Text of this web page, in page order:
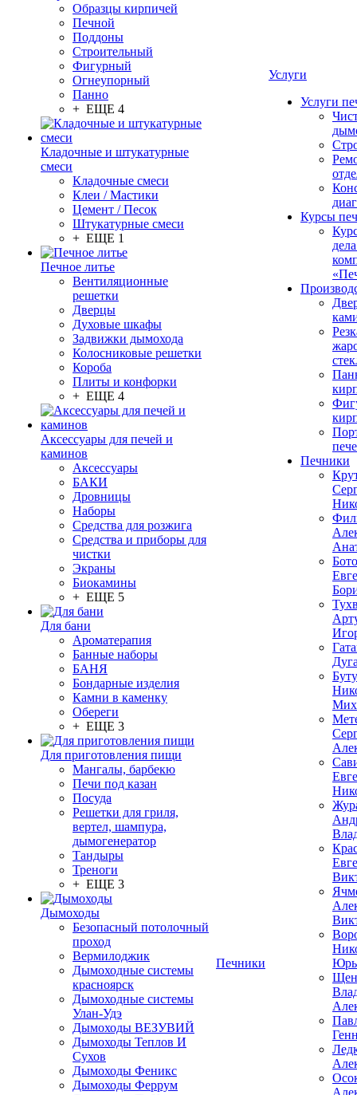
Образцы кирпичей
Печной
Поддоны
Строительный
Фигурный
Огнеупорный
Панно
+ ЕЩЕ 4
Кладочные и штукатурные
смеси
Кладочные смеси
Клеи / Мастики
Цемент / Песок
Штукатурные смеси
+ ЕЩЕ 1
Печное литье
Вентиляционные
решетки
Дверцы
Духовые шкафы
Задвижки дымохода
Колосниковые решетки
Короба
Плиты и конфорки
+ ЕЩЕ 4
Аксессуары для печей и
каминов
Аксессуары
БАКИ
Дровницы
Наборы
Средства для розжига
Средства и приборы для
чистки
Экраны
Биокамины
+ ЕЩЕ 5
Для бани
Ароматерапия
Банные наборы
БАНЯ
Бондарные изделия
Камни в каменку
Обереги
+ ЕЩЕ 3
Для приготовления пищи
Мангалы, барбекю
Печи под казан
Посуда
Решетки для гриля,
вертел, шампура,
дымогенератор
Тандыры
Треноги
+ ЕЩЕ 3
Дымоходы
Безопасный потолочный
проход
Вермилоджик
Дымоходные системы
красноярск
Дымоходные системы
Улан-Удэ
Дымоходы ВЕЗУВИЙ
Дымоходы Теплов И
Сухов
Дымоходы Феникс
Дымоходы Феррум
Печники
Услуги
Услуги
Курсы
Печники